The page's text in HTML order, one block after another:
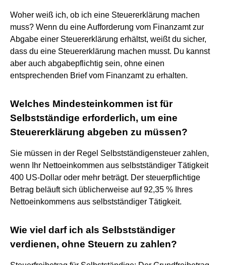
Woher weiß ich, ob ich eine Steuererklärung machen
muss? Wenn du eine Aufforderung vom Finanzamt zur
Abgabe einer Steuererklärung erhältst, weißt du sicher,
dass du eine Steuererklärung machen musst. Du kannst
aber auch abgabepflichtig sein, ohne einen
entsprechenden Brief vom Finanzamt zu erhalten.
Welches Mindesteinkommen ist für
Selbstständige erforderlich, um eine
Steuererklärung abgeben zu müssen?
Sie müssen in der Regel Selbstständigensteuer zahlen,
wenn Ihr Nettoeinkommen aus selbstständiger Tätigkeit
400 US-Dollar oder mehr beträgt. Der steuerpflichtige
Betrag beläuft sich üblicherweise auf 92,35 % Ihres
Nettoeinkommens aus selbstständiger Tätigkeit.
Wie viel darf ich als Selbstständiger
verdienen, ohne Steuern zu zahlen?